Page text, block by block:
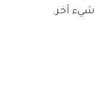
شيء آخر.